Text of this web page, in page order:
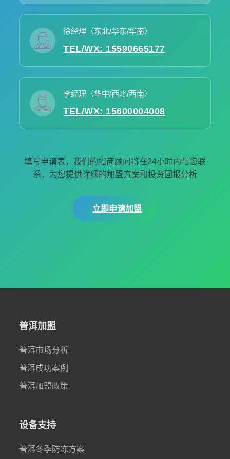
徐经理（东北/华东/华南）
TEL/WX: 15590665177
李经理（华中/西北/西南）
TEL/WX: 15600004008
填写申请表，我们的招商顾问将在24小时内与您联
系，为您提供详细的加盟方案和投资回报分析
立即申请加盟
普洱加盟
普洱市场分析
普洱成功案例
普洱加盟政策
设备支持
普洱冬季防冻方案